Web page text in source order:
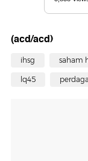
(acd/acd)
ihsg saham
lq45